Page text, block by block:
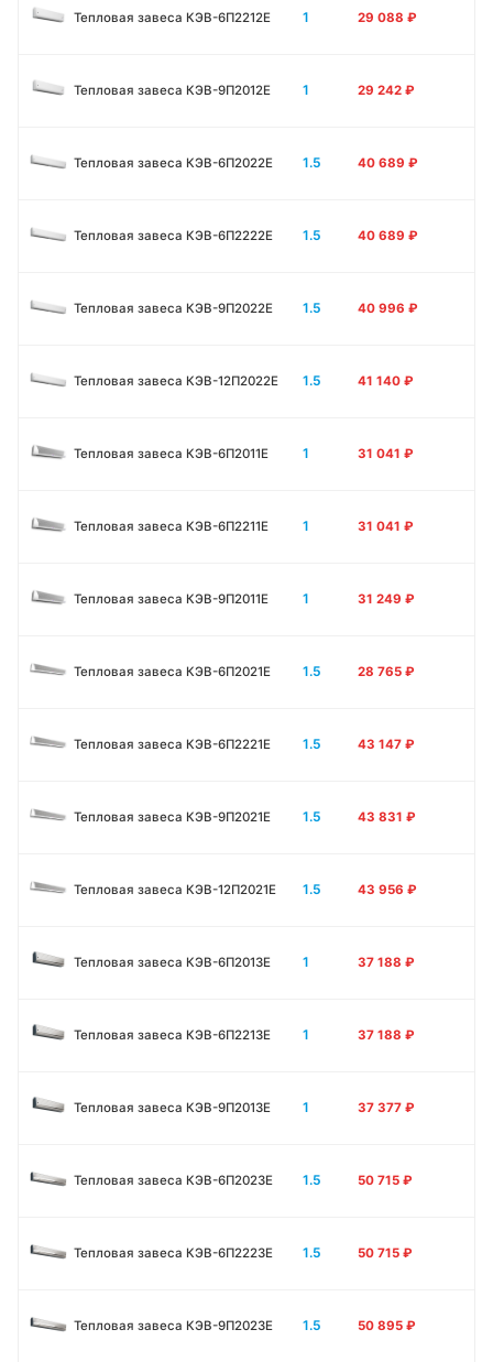
Тепловая завеса КЭВ-6П2212Е 1 29 088 ₽
Тепловая завеса КЭВ-9П2012Е 1 29 242 ₽
Тепловая завеса КЭВ-6П2022Е 1.5 40 689 ₽
Тепловая завеса КЭВ-6П2222Е 1.5 40 689 ₽
Тепловая завеса КЭВ-9П2022Е 1.5 40 996 ₽
Тепловая завеса КЭВ-12П2022Е 1.5 41 140 ₽
Тепловая завеса КЭВ-6П2011E 1 31 041 ₽
Тепловая завеса КЭВ-6П2211E 1 31 041 ₽
Тепловая завеса КЭВ-9П2011E 1 31 249 ₽
Тепловая завеса КЭВ-6П2021E 1.5 28 765 ₽
Тепловая завеса КЭВ-6П2221E 1.5 43 147 ₽
Тепловая завеса КЭВ-9П2021E 1.5 43 831 ₽
Тепловая завеса КЭВ-12П2021E 1.5 43 956 ₽
Тепловая завеса КЭВ-6П2013E 1 37 188 ₽
Тепловая завеса КЭВ-6П2213Е 1 37 188 ₽
Тепловая завеса КЭВ-9П2013E 1 37 377 ₽
Тепловая завеса КЭВ-6П2023E 1.5 50 715 ₽
Тепловая завеса КЭВ-6П2223E 1.5 50 715 ₽
Тепловая завеса КЭВ-9П2023E 1.5 50 895 ₽